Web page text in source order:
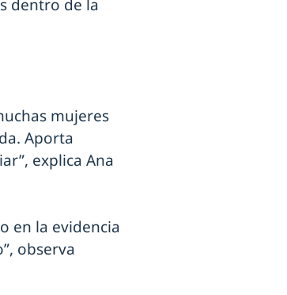
dentro de la
mujeres
Aporta
explica Ana
en la evidencia
observa